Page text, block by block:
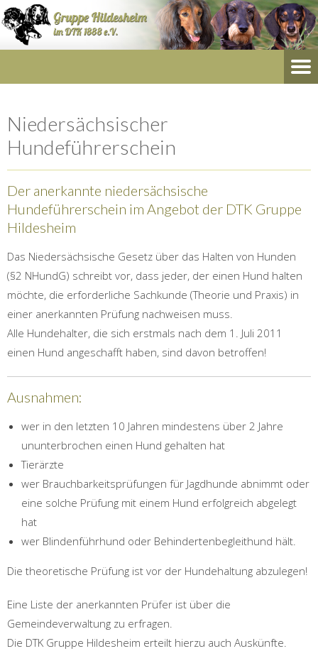
Niedersächsischer
Hundeführerschein
Der anerkannte niedersächsische
Hundeführerschein im Angebot der DTK Gruppe
Hildesheim
Das Niedersächsische Gesetz über das Halten von Hunden
(§2 NHundG) schreibt vor, dass jeder, der einen Hund halten
möchte, die erforderliche Sachkunde (Theorie und Praxis) in
einer anerkannten Prüfung nachweisen muss.
Alle Hundehalter, die sich erstmals nach dem 1. Juli 2011
einen Hund angeschafft haben, sind davon betroffen!
Ausnahmen:
wer in den letzten 10 Jahren mindestens über 2 Jahre
ununterbrochen einen Hund gehalten hat
Tierärzte
wer Brauchbarkeitsprüfungen für Jagdhunde abnimmt oder
eine solche Prüfung mit einem Hund erfolgreich abgelegt
hat
wer Blindenführhund oder Behindertenbegleithund hält.
Die theoretische Prüfung ist vor der Hundehaltung abzulegen!
Eine Liste der anerkannten Prüfer ist über die
Gemeindeverwaltung zu erfragen.
Die DTK Gruppe Hildesheim erteilt hierzu auch Auskünfte.